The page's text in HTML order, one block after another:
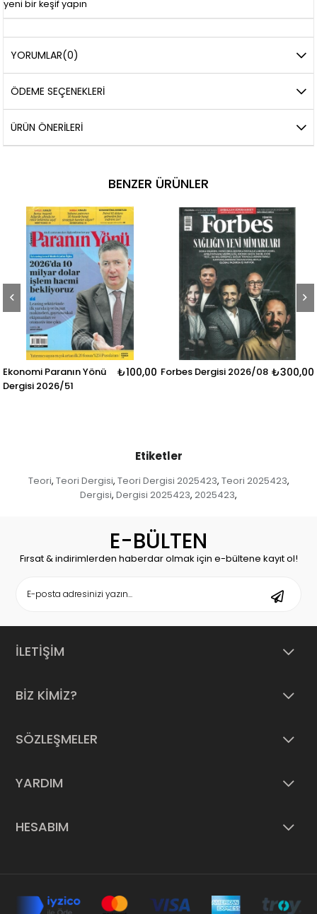
yeni bir keşif yapın
YORUMLAR(0)
ÖDEME SEÇENEKLERI
ÜRÜN ÖNERILERI
BENZER ÜRÜNLER
Ekonomi Paranın Yönü
Dergisi 2026/51
₺100,00 Forbes Dergisi 2026/08 ₺300,00
Etiketler
Teori, Teori Dergisi, Teori Dergisi 2025423, Teori 2025423,
Dergisi, Dergisi 2025423, 2025423,
E-BÜLTEN
Fırsat & indirimlerden haberdar olmak için e-bültene kayıt ol!
İLETİŞİM
BİZ KİMİZ?
SÖZLEŞMELER
YARDIM
HESABIM